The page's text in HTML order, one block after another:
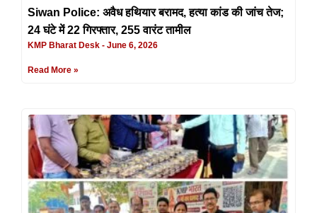
Siwan Police: अवैध हथियार बरामद, हत्या कांड की जांच तेज;
24 घंटे में 22 गिरफ्तार, 255 वारंट तामील
KMP Bharat Desk June 6, 2026
Read More »